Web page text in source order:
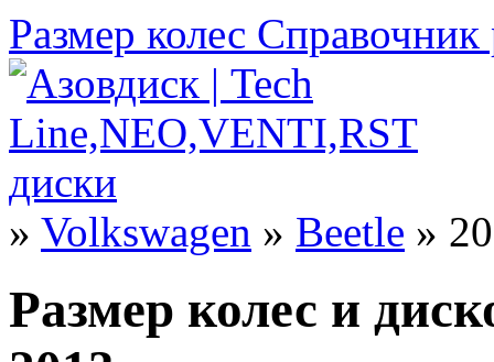
Размер колес Справочник
» Volkswagen » Beetle »
Размер колес и